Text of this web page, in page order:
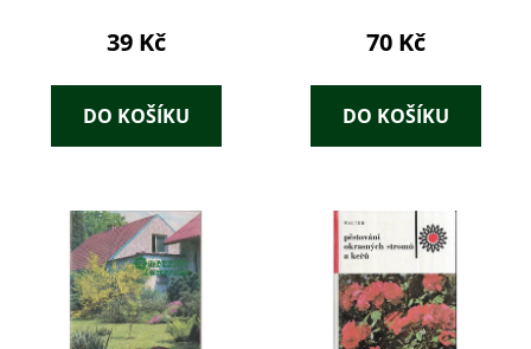
39 Kč
DO KOŠÍKU
70 Kč
DO KOŠÍKU